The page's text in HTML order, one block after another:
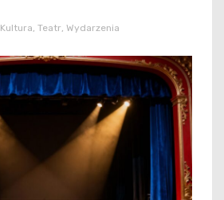
Kultura Teatr Wydarzenia